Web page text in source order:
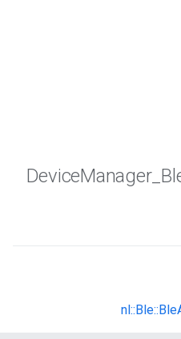
DeviceManager_